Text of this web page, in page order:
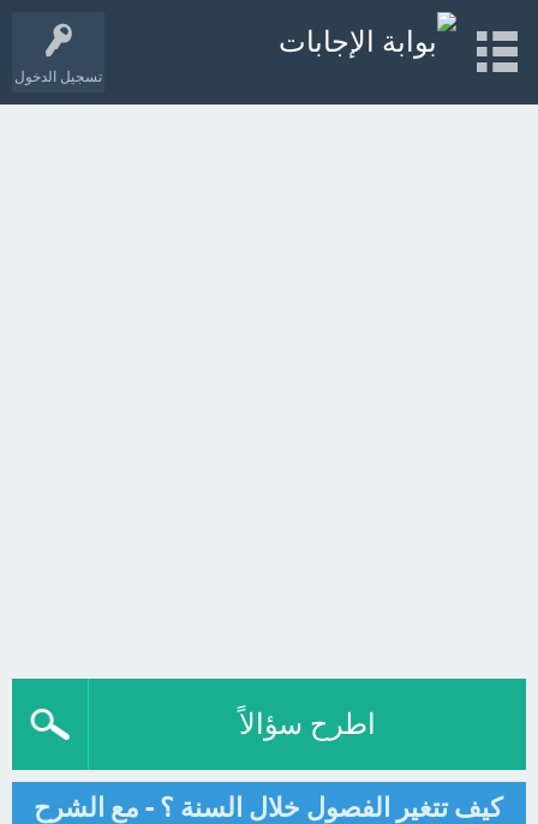
تسجيل الدخول
اطرح سؤالاً
كيف تتغير الفصول خلال السنة ؟ - مع الشرح